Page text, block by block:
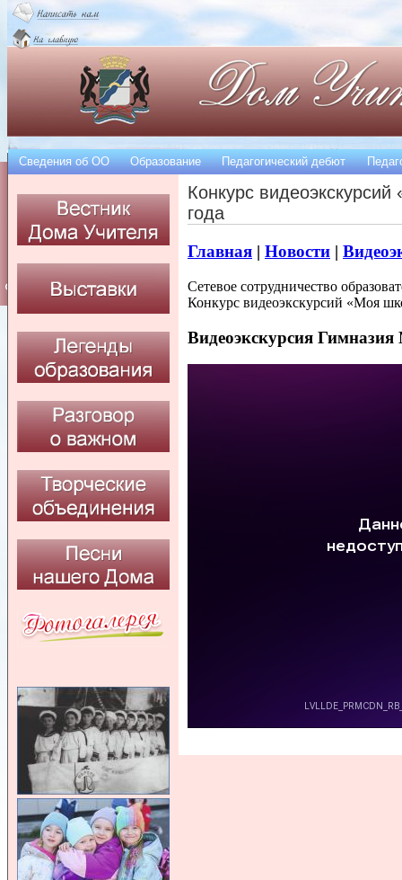
Конкурс
года
Главная | Новости |
Сетевое сотрудничество
Конкурс видеоэкскурсий «Моя
Видеоэкскурсия
Сведения об OO Образование Педагогический дебют